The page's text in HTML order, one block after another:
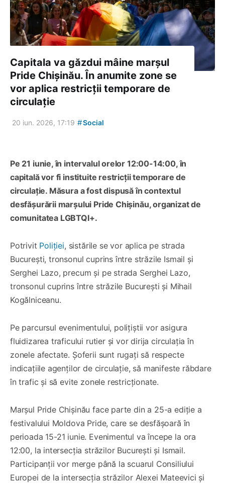
Capitala va găzdui mâine marșul
Pride Chișinău. În anumite zone se
vor aplica restricții temporare de
circulație
20 iun. 2026, 17:19 #Social
Pe 21 iunie, în intervalul orelor 12:00-14:00, în
capitală vor fi instituite restricții temporare de
circulație. Măsura a fost dispusă în contextul
desfășurării marșului Pride Chișinău, organizat de
comunitatea LGBTQI+.
Potrivit Poliției, sistările se vor aplica pe strada
București, tronsonul cuprins între străzile Ismail și
Serghei Lazo, precum și pe strada Serghei Lazo,
tronsonul cuprins între străzile București și Mihail
Kogălniceanu.
Pe parcursul evenimentului, polițiștii vor asigura
fluidizarea traficului rutier și vor dirija circulația în
zonele afectate. Șoferii sunt rugați să respecte
indicațiile agenților de circulație, să manifeste răbdare
în trafic și să evite zonele restricționate.
Marșul Pride Chișinău face parte din a 25-a ediție a
festivalului Moldova Pride, care se desfășoară în
perioada 15-21 iunie. Evenimentul va începe la ora
12:00, la intersecția străzilor București și Ismail.
Participanții vor merge până la scuarul Consiliului
Europei de la intersecția străzilor Alexei Mateevici și